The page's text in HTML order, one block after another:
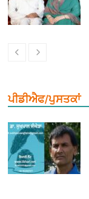
ਪੀਡੀਐਫ/ਪੁਸਤਕਾਂ